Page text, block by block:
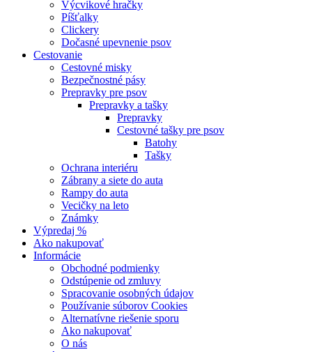
Výcvikové hračky
Píšťalky
Clickery
Dočasné upevnenie psov
Cestovanie
Cestovné misky
Bezpečnostné pásy
Prepravky pre psov
Prepravky a tašky
Prepravky
Cestovné tašky pre psov
Batohy
Tašky
Ochrana interiéru
Zábrany a siete do auta
Rampy do auta
Vecičky na leto
Známky
Výpredaj %
Ako nakupovať
Informácie
Obchodné podmienky
Odstúpenie od zmluvy
Spracovanie osobných údajov
Používanie súborov Cookies
Alternatívne riešenie sporu
Ako nakupovať
O nás